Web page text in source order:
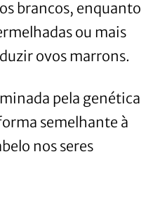
brancos, enquanto
ou mais
ovos marrons.
pela genética
semelhante à
nos seres